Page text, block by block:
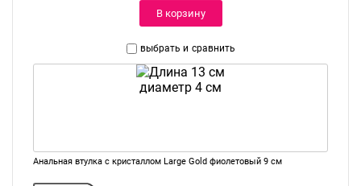
В корзину
выбрать и сравнить
Анальная втулка с кристаллом Large Gold фиолетовый 9 см